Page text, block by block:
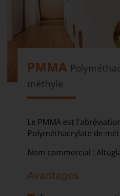
PMMA
méthyle
Le PMMA est
Polyméthacrylate de
Nom commercial :
Avantages